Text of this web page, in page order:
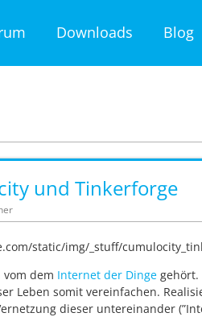
Downloads Blog
und Tinkerforge
vom dem Internet der Dinge gehört.
Leben somit vereinfachen.
dieser untereinander